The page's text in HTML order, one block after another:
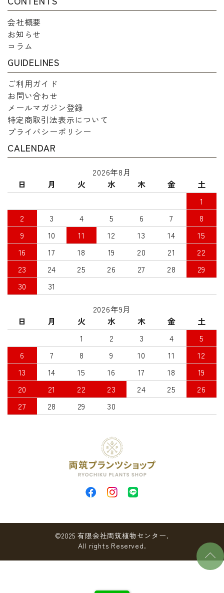
会社概要
お知らせ
コラム
GUIDELINES
ご利用ガイド
お問い合わせ
メールマガジン登録
特定商取引法表示について
プライバシーポリシー
CALENDAR
2026年8月
日
月 火 水 木 金
土
1
2
3 4 5 6 7
8
9
10 11 12 13 14
15
16
17 18 19 20 21
22
23
24 25 26 27 28
29
30
31
2026年9月
日
月 火 水 木 金
土
1
2 3 4
5
6
7 8 9 10 11
12
13
14 15 16 17 18
19
20
21 22 23 24 25
26
27
28 29 30
©2025 有限会社両筑植物センター.
All rights Reserved.